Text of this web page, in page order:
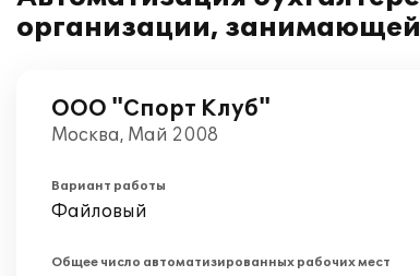
организации,
ООО "Спорт Клуб"
Москва, Май 2008
Вариант работы
Файловый
Общее число автоматизированных рабочих мест